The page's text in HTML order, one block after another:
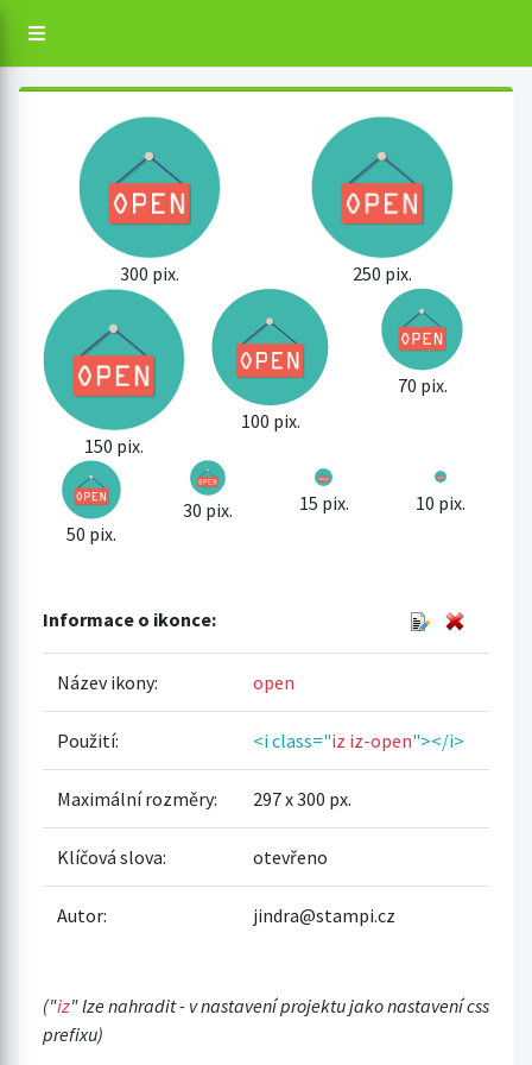
300 pix. 250 pix.
150 pix.
100 pix.
70 pix.
50 pix.
30 pix. 15 pix. 10 pix.
Informace o ikonce:
Název ikony: open
Použití: <i class="iz iz-open"></i>
Maximální rozměry: 297 x 300 px.
Klíčová slova: otevřeno
Autor: jindra@stampi.cz
("iz" lze nahradit - v nastavení projektu jako nastavení css
prefixu)